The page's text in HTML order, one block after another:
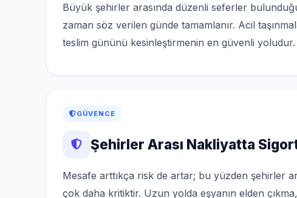
Büyük şehirler arasında düzenli seferler
zaman söz verilen günde tamamlanır. Acil
teslim gününü kesinleştirmenin en güvenli yoludur.
GÜVENCE
Şehirler Arası Nakliyatta
Mesafe arttıkça risk de artar; bu yüzden şehirler
çok daha kritiktir. Uzun yolda eşyanın elden